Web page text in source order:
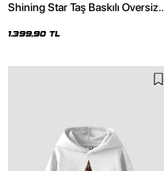
Shining Star Taş Baskılı Oversize
Hoodie
1.399,90 TL